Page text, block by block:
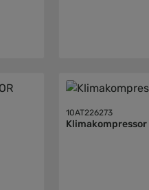
10AT226273
Klimakompressor